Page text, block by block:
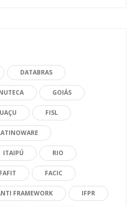
DATABRAS
GOIÁS
FISL
ITAIPÚ RIO
FAFIT FACIC
FRAMEWORK IFPR